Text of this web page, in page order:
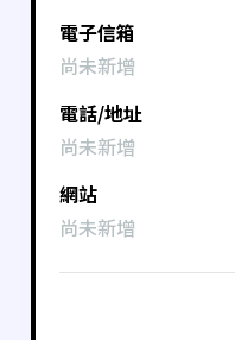
電子信箱
尚未新增
電話/地址
尚未新增
網站
尚未新增